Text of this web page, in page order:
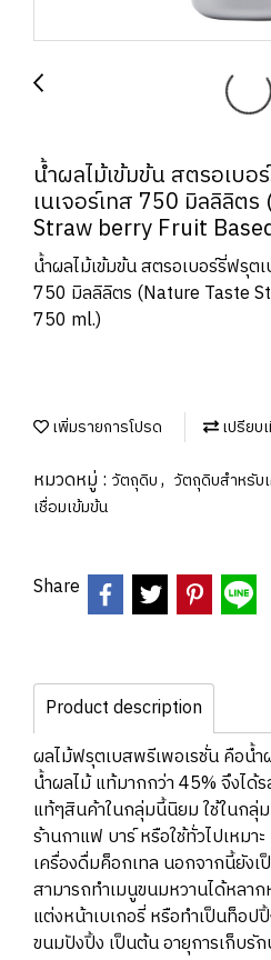
น้ำผลไม้เข้มข้น สตรอเบอ
เนเจอร์เทส 750 มิลลิลิต
Straw berry Fruit
น้ำผลไม้เข้มข้น สตรอเบอร์รี่ฟรุต
750 มิลลิลิตร (Nature Taste
750 ml.)
เพิ่มรายการโปรด เปรียบ
หมวดหมู่ : วัตถุดิบ, วัตถุดิบสำหรับ
เชื่อมเข้มข้น
Share
Product description
ผลไม้ฟรุตเบสพรีเพอเรชั่น คือน้
น้ำผลไม้ แท้มากกว่า 45% จึงได้
แท้ๆสินค้าในกลุ่มนี้นิยม ใช้ในกลุ่ม
ร้านกาแฟ บาร์ หรือใช้ทั่วไปเหม
เครื่องดื่มค็อกเทล นอกจากนี้ยังเ
สามารถทำเมนูขนมหวานได้หลา
แต่งหน้าเบเกอรี่ หรือทำเป็นท็อ
ขนมปังปิ้ง เป็นต้น อายุการเก็บรั